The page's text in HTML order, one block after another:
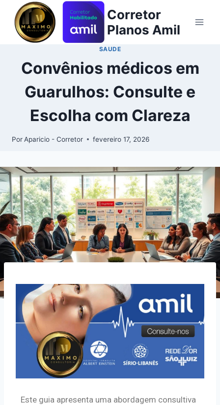
Corretor
Planos Amil
SAUDE
Convênios médicos em
Guarulhos: Consulte e
Escolha com Clareza
Por Aparicio - Corretor fevereiro 17, 2026
Este guia apresenta uma abordagem consultiva